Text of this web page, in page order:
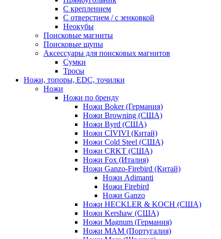
С креплением
С отверстием / с зенковкой
Неокубы
Поисковые магниты
Поисковые щупы
Аксессуары для поисковых магнитов
Сумки
Тросы
Ножи, топоры, EDC, точилки
Ножи
Ножи по бренду
Ножи Boker (Германия)
Ножи Browning (США)
Ножи Byrd (США)
Ножи CIVIVI (Китай)
Ножи Cold Steel (США)
Ножи CRKT (США)
Ножи Fox (Италия)
Ножи Ganzo-Firebird (Китай)
Ножи Adimanti
Ножи Firebird
Ножи Ganzo
Ножи HECKLER & KOCH (США)
Ножи Kershaw (США)
Ножи Magnum (Германия)
Ножи MAM (Португалия)